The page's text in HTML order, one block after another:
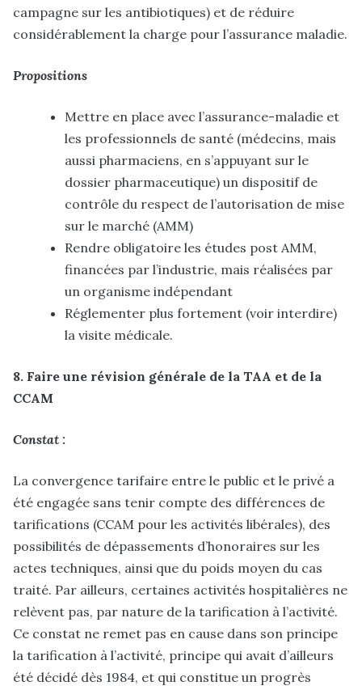
campagne sur les antibiotiques) et de réduire
considérablement la charge pour l’assurance maladie.
Propositions
Mettre en place avec l’assurance-maladie et
les professionnels de santé (médecins, mais
aussi pharmaciens, en s’appuyant sur le
dossier pharmaceutique) un dispositif de
contrôle du respect de l’autorisation de mise
sur le marché (AMM)
Rendre obligatoire les études post AMM,
financées par l’industrie, mais réalisées par
un organisme indépendant
Réglementer plus fortement (voir interdire)
la visite médicale.
8. Faire une révision générale de la TAA et de la
CCAM
Constat :
La convergence tarifaire entre le public et le privé a
été engagée sans tenir compte des différences de
tarifications (CCAM pour les activités libérales), des
possibilités de dépassements d’honoraires sur les
actes techniques, ainsi que du poids moyen du cas
traité. Par ailleurs, certaines activités hospitalières ne
relèvent pas, par nature de la tarification à l’activité.
Ce constat ne remet pas en cause dans son principe
la tarification à l’activité, principe qui avait d’ailleurs
été décidé dès 1984, et qui constitue un progrès